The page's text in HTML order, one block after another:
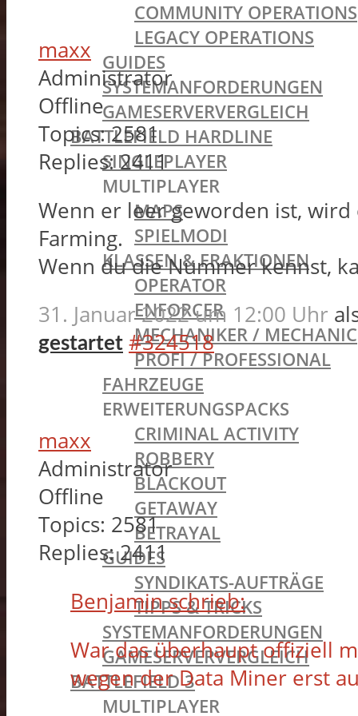
COMMUNITY OPERATIONS
LEGACY OPERATIONS
GUIDES
SYSTEMANFORDERUNGEN
GAMESERVERVERGLEICH
BATTLEFIELD HARDLINE
SINGLEPLAYER
MULTIPLAYER
MAPS
SPIELMODI
KLASSEN & FRAKTIONEN
OPERATOR
ENFORCER
MECHANIKER / MECHANIC
PROFI / PROFESSIONAL
FAHRZEUGE
ERWEITERUNGSPACKS
CRIMINAL ACTIVITY
ROBBERY
BLACKOUT
GETAWAY
BETRAYAL
GUIDES
SYNDIKATS-AUFTRÄGE
TIPPS & TRICKS
SYSTEMANFORDERUNGEN
GAMESERVERVERGLEICH
BATTLEFIELD 3
MULTIPLAYER
maxx
Administrator
Offline
Topics: 2581
Replies: 2411
Wenn er leer geworden ist,
Farming.
Wenn du die Nummer kennst,
31. Januar 2022 um 12:00 Uhr
gestartet #324518
maxx
Administrator
Offline
Topics: 2581
Replies: 2411
Benjamin schrieb:
War das überhaupt offiziell
wegen der Data Miner erst